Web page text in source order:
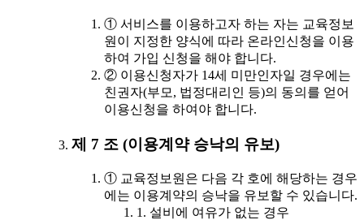
① 서비스를 이용하고자 하는 자는 교육정보
원이 지정한 양식에 따라 온라인신청을 이용
하여 가입 신청을 해야 합니다.
② 이용신청자가 14세 미만인자일 경우에는
친권자(부모, 법정대리인 등)의 동의를 얻어
이용신청을 하여야 합니다.
제 7 조 (이용계약 승낙의 유보)
① 교육정보원은 다음 각 호에 해당하는 경우
에는 이용계약의 승낙을 유보할 수 있습니다.
1. 설비에 여유가 없는 경우